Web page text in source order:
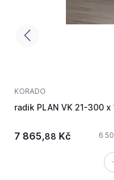
KORADO
radik PLAN VK 21-300 x
7 865,88 Kč 6